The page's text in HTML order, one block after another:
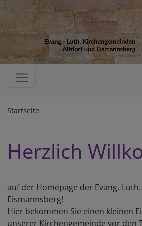
Direkt
Inhalt
Hauptnavigation
Startseite
Herzlich
auf der Homepage der Evang.-
Eismannsberg!
Hier bekommen Sie einen kleinen
unserer Kirchengemeinde vor den